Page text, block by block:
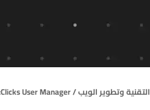
التقنية وتطوير الويب/Clicks User Manager: الحل المتكامل لإدارة المستخدمين في ووردبريس باحترافية